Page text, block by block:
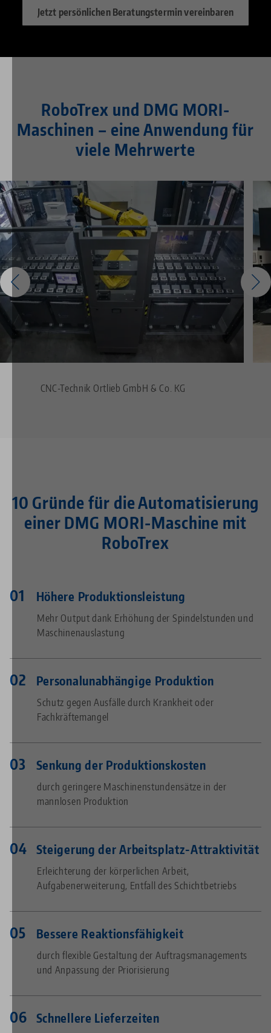
Jetzt persönlichen Beratungstermin vereinbaren
RoboTrex und DMG MORI-
Maschinen – eine Anwendung für
viele Mehrwerte
CNC-Technik Ortlieb GmbH & Co. KG
10 Gründe für die Automatisierung
einer DMG MORI-Maschine mit
RoboTrex
Höhere Produktionsleistung
Mehr Output dank Erhöhung der Spindelstunden und
Maschinenauslastung
Personalunabhängige Produktion
Schutz gegen Ausfälle durch Krankheit oder
Fachkräftemangel
Senkung der Produktionskosten
durch geringere Maschinenstundensätze in der
mannlosen Produktion
Steigerung der Arbeitsplatz-Attraktivität
Erleichterung der körperlichen Arbeit,
Aufgabenerweiterung, Entfall des Schichtbetriebs
Bessere Reaktionsfähigkeit
durch flexible Gestaltung der Auftragsmanagements
und Anpassung der Priorisierung
Schnellere Lieferzeiten